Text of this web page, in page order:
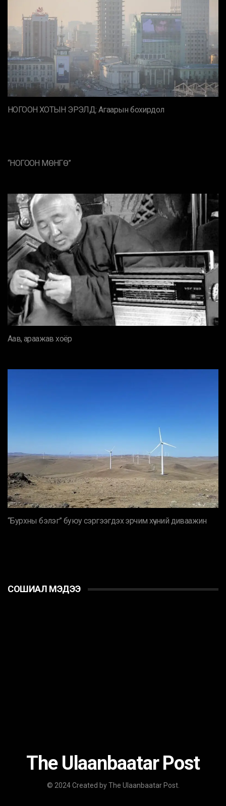
НОГООН ХОТЫН ЭРЭЛД: Агаарын бохирдол
“НОГООН МӨНГӨ”
Аав, араажав хоёр
“Бурхны бэлэг” буюу сэргээгдэх эрчим хүчний диваажин
СОШИАЛ МЭДЭЭ
The Ulaanbaatar Post
© 2024 Created by The Ulaanbaatar Post.